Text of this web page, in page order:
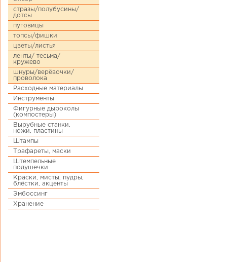
стразы/полубусины/
дотсы
пуговицы
топсы/фишки
цветы/листья
ленты/ тесьма/
кружево
шнуры/верёвочки/
проволока
Расходные материалы
Инструменты
Фигурные дыроколы
(компостеры)
Вырубные станки,
ножи, пластины
Штампы
Трафареты, маски
Штемпельные
подушечки
Краски, мисты, пудры,
блёстки, акценты
Эмбоссинг
Хранение